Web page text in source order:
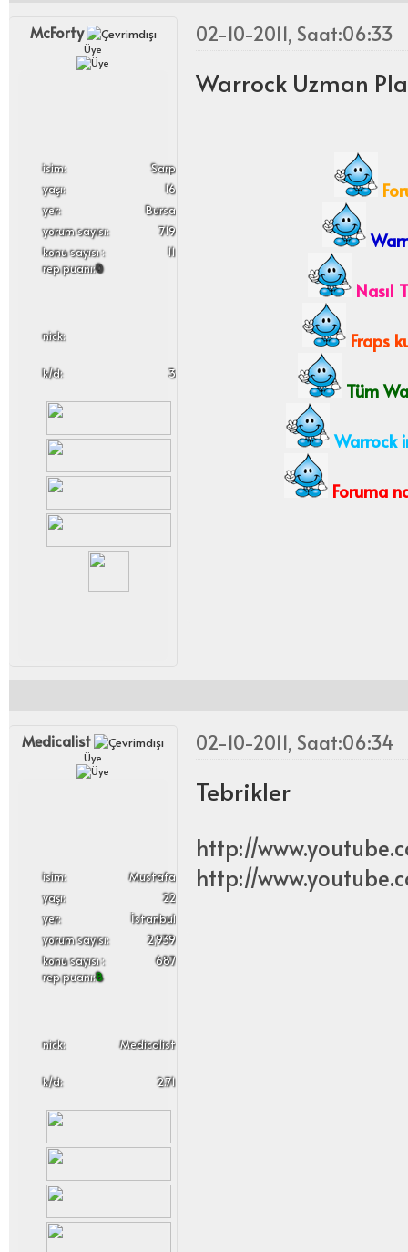
McForty
Üye
i̇sim:
Sarp
yaşı:
16
yer:
Bursa
yorum sayısı:
719
konu sayısı :
11
rep puanı:0
nick:
k/d: 3
02-10-2011, Saat:06:33
Warrock Uzman
Nasıl
Fraps
Tüm
Warrock
Foruma
Medicalist
Üye
i̇sim:
Mustafa
yaşı:
22
yer:
İstanbul
yorum sayısı:
2,939
konu sayısı :
687
rep puanı:8
nick: Medicalist
k/d: 2.71
02-10-2011, Saat:06:34
Tebrikler
http://
http://